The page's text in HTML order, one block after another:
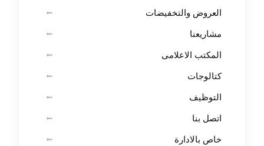
العروض والتخفيضات
مشاريعنا
المكتب الاعلامى
كتالوجات
التوظيف
اتصل بنا
خاص بالادارة